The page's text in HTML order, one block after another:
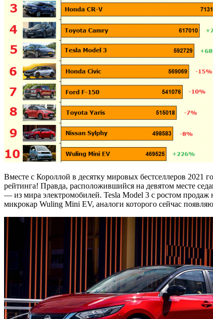
Вместе с Короллой в десятку мировых бестселлеров 2021
рейтинга! Правда, расположившийся на девятом месте
— из мира электромобилей. Tesla Model 3 с ростом продаж
микрокар Wuling Mini EV, аналоги которого сейчас